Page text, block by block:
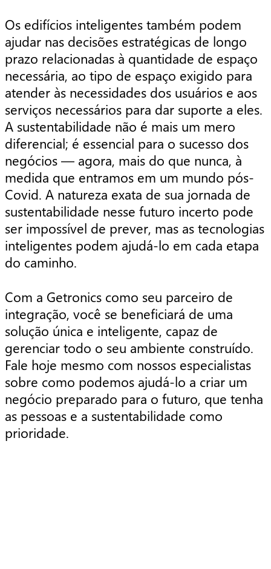
Os edifícios inteligentes também podem
ajudar nas decisões estratégicas de longo
prazo relacionadas à quantidade de espaço
necessária, ao tipo de espaço exigido para
atender às necessidades dos usuários e aos
serviços necessários para dar suporte a eles.
A sustentabilidade não é mais um mero
diferencial; é essencial para o sucesso dos
negócios — agora, mais do que nunca, à
medida que entramos em um mundo pós-
Covid. A natureza exata de sua jornada de
sustentabilidade nesse futuro incerto pode
ser impossível de prever, mas as tecnologias
inteligentes podem ajudá-lo em cada etapa
do caminho.
Com a Getronics como seu parceiro de
integração, você se beneficiará de uma
solução única e inteligente, capaz de
gerenciar todo o seu ambiente construído.
Fale hoje mesmo com nossos especialistas
sobre como podemos ajudá-lo a criar um
negócio preparado para o futuro, que tenha
as pessoas e a sustentabilidade como
prioridade.